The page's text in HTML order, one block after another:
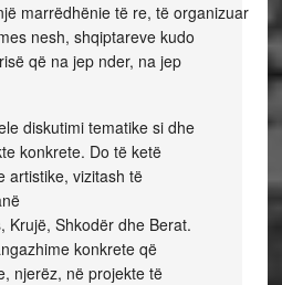
marrëdhënie të re, të organizuar
nesh, shqiptareve kudo
që na jep nder, na jep
diskutimi tematike si dhe
konkrete. Do të ketë
artistike, vizitash të
Krujë, Shkodër dhe Berat.
konkrete që
njerëz, në projekte të